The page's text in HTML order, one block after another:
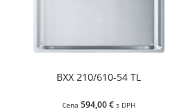
BXX 210/610-54 TL
Cena 594,00 € s DPH